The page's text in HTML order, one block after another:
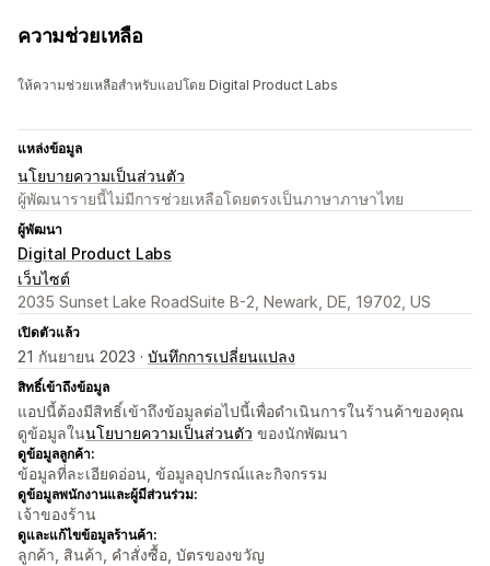
ความช่วยเหลือ
ให้ความช่วยเหลือสำหรับแอปโดย Digital Product Labs
แหล่งข้อมูล
นโยบายความเป็นส่วนตัว
ผู้พัฒนารายนี้ไม่มีการช่วยเหลือโดยตรงเป็นภาษาภาษาไทย
ผู้พัฒนา
Digital Product Labs
เว็บไซต์
2035 Sunset Lake RoadSuite B-2, Newark, DE, 19702, US
เปิดตัวแล้ว
21 กันยายน 2023 · บันทึกการเปลี่ยนแปลง
สิทธิ์เข้าถึงข้อมูล
แอปนี้ต้องมีสิทธิ์เข้าถึงข้อมูลต่อไปนี้เพื่อดำเนินการในร้านค้าของคุณ
ดูข้อมูลในนโยบายความเป็นส่วนตัว ของนักพัฒนา
ดูข้อมูลลูกค้า:
ข้อมูลที่ละเอียดอ่อน, ข้อมูลอุปกรณ์และกิจกรรม
ดูข้อมูลพนักงานและผู้มีส่วนร่วม:
เจ้าของร้าน
ดูและแก้ไขข้อมูลร้านค้า:
ลูกค้า, สินค้า, คำสั่งซื้อ, บัตรของขวัญ